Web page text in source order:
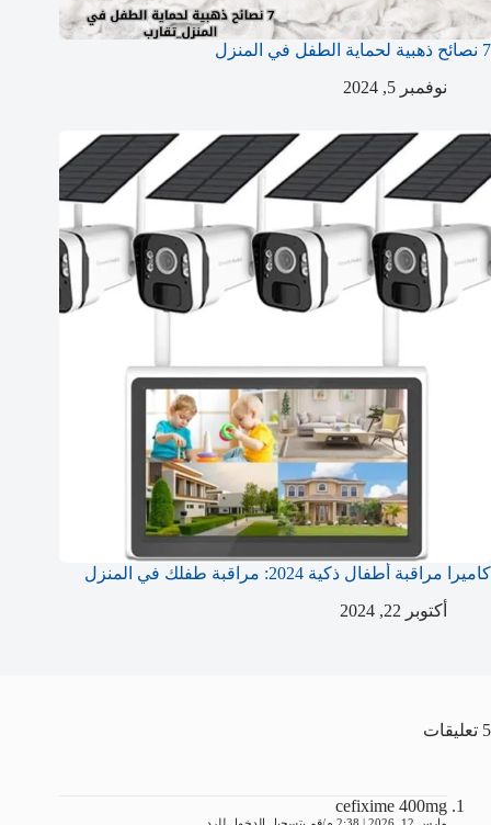
7 نصائح ذهبية لحماية الطفل في المنزل
نوفمبر 5, 2024
كاميرا مراقبة أطفال ذكية 2024: مراقبة طفلك في المنزل
أكتوبر 22, 2024
5 تعليقات
cefixime 400mg